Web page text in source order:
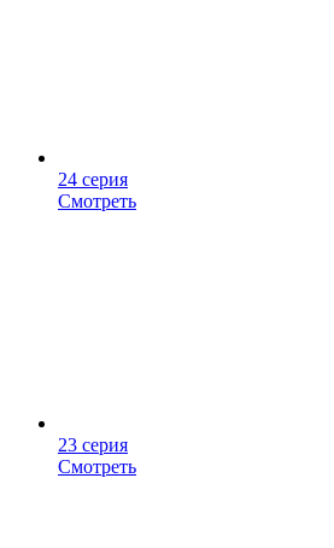
24 серия
Смотреть
23 серия
Смотреть